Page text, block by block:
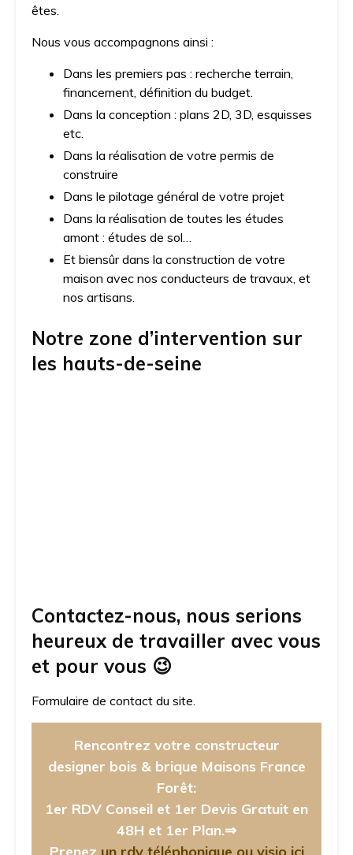
êtes.
Nous vous accompagnons ainsi :
Dans les premiers pas : recherche terrain,
financement, définition du budget.
Dans la conception : plans 2D, 3D, esquisses
etc.
Dans la réalisation de votre permis de
construire
Dans le pilotage général de votre projet
Dans la réalisation de toutes les études
amont : études de sol…
Et biensûr dans la construction de votre
maison avec nos conducteurs de travaux, et
nos artisans.
Notre zone d’intervention sur
les hauts-de-seine
Contactez-nous, nous serions
heureux de travailler avec vous
et pour vous 😉
Formulaire de contact du site.
Rencontrez votre constructeur
designer bois & brique Maisons France
Forêt:
1er RDV Conseil et 1er Devis Gratuit en
48H et 1er Plan.⇒